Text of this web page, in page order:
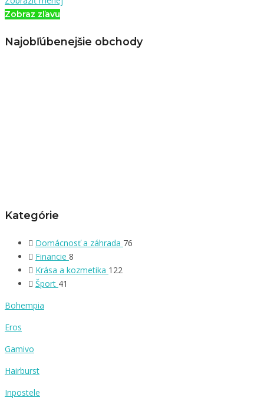
Zobraz zľavu
Najobľúbenejšie obchody
Kategórie
Domácnosť a záhrada 76
Financie 8
Krása a kozmetika 122
Šport 41
Bohempia
Eros
Gamivo
Hairburst
Inpostele